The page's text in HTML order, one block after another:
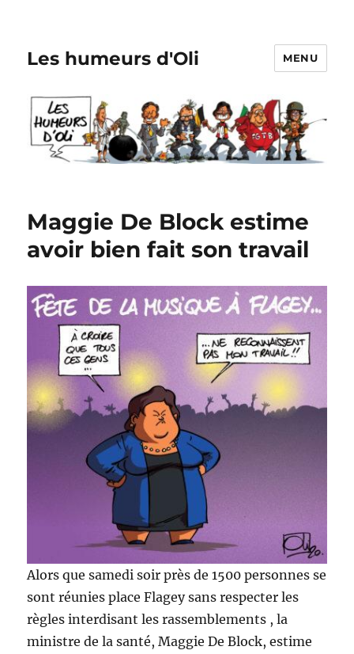
Les humeurs d'Oli MENU
Maggie De Block estime
avoir bien fait son travail
Alors que samedi soir près de 1500 personnes se
sont réunies place Flagey sans respecter les
règles interdisant les rassemblements , la
ministre de la santé, Maggie De Block, estime